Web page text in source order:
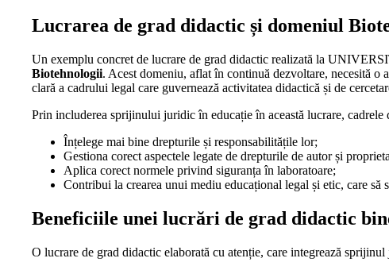
Lucrarea de grad didactic și domeniul
Un exemplu concret de lucrare de grad didactic realizată la
Biotehnologii. Acest domeniu, aflat în continuă dezvoltare, necesită
clară a cadrului legal care guvernează activitatea didactică și de
Prin includerea sprijinului juridic în educație în această lucrare,
Înțelege mai bine drepturile și responsabilitățile lor;
Gestiona corect aspectele legate de drepturile de autor și
Aplica corect normele privind siguranța în laboratoare;
Contribui la crearea unui mediu educațional legal și etic, care să
Beneficiile unei lucrări de grad didactic
O lucrare de grad didactic elaborată cu atenție, care integrează